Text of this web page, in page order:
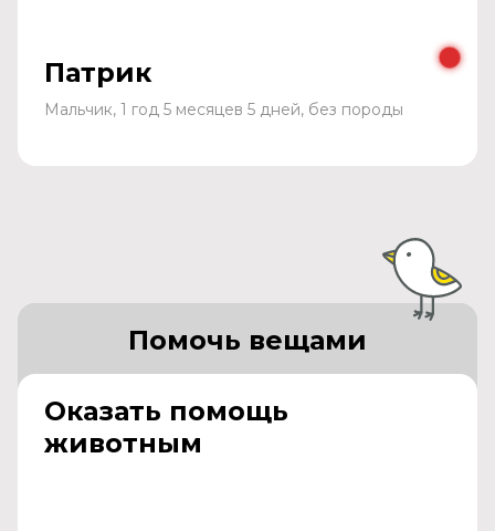
Патрик
Мальчик, 1 год 5 месяцев 5 дней, без породы
Оказать помощь
животным
Помочь вещами